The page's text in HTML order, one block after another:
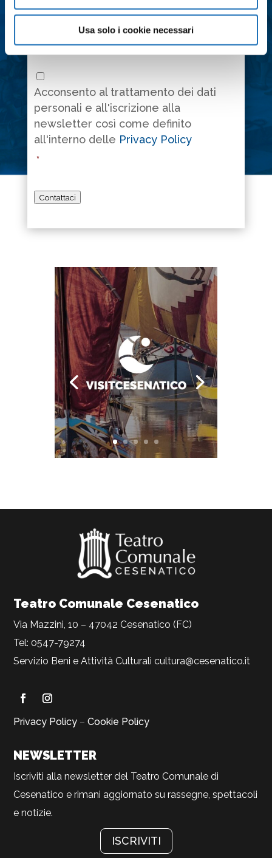
Usa solo i cookie necessari
Messaggio *
Consenso
Acconsento al trattamento dei dati
personali e all'iscrizione alla
newsletter così come definito
all'interno delle Privacy Policy
*
Contattaci
Teatro Comunale Cesenatico
Via Mazzini, 10 – 47042 Cesenatico (FC)
Tel: 0547-79274
Servizio Beni e Attività Culturalicultura@cesenatico.it
Privacy Policy –Cookie Policy
NEWSLETTER
Iscriviti alla newsletter del Teatro Comunale di
Cesenatico e rimani aggiornato su rassegne, spettacoli
e notizie.
ISCRIVITI